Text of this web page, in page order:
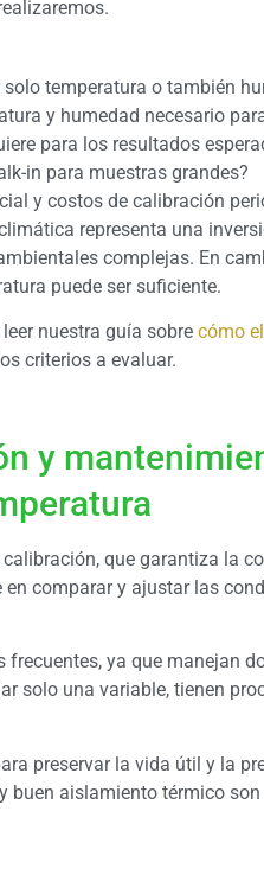
temperatura o también
y humedad necesario
para los resultados
in para muestras grandes?
y costos de calibración
representa una
complejas. En
puede ser suficiente.
nuestra guía sobre cómo
criterios a evaluar.
y
que garantiza la
comparar y ajustar las
ya que manejan
solo una variable, tienen
preservar la vida útil y la
buen aislamiento térmico